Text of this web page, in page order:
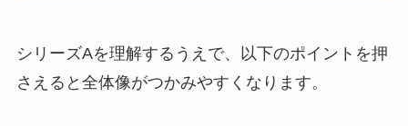
シリーズAを理解するうえで、以下のポイントを押
さえると全体像がつかみやすくなります。